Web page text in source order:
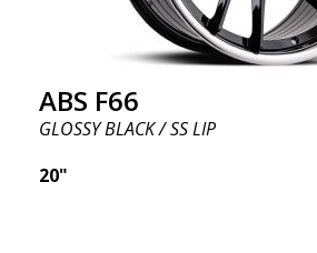
ABS F66
GLOSSY BLACK / SS LIP
20"